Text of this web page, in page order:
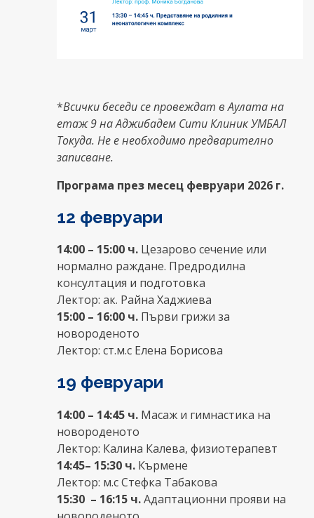
*Всички беседи се провеждат в Аулата на
етаж 9 на Аджибадем Сити Клиник УМБАЛ
Токуда. Не е необходимо предварително
записване.
Програма през месец февруари 2026 г.
12 февруари
14:00 – 15:00 ч. Цезарово сечение или
нормално раждане. Предродилна
консултация и подготовка
Лектор: ак. Райна Хаджиева
15:00 – 16:00 ч. Първи грижи за
новороденото
Лектор: ст.м.с Елена Борисова
19 февруари
14:00 – 14:45 ч. Масаж и гимнастика на
новороденото
Лектор: Калина Калева, физиотерапевт
14:45– 15:30 ч. Кърмене
Лектор: м.с Стефка Табакова
15:30 – 16:15 ч.Адаптационни прояви на